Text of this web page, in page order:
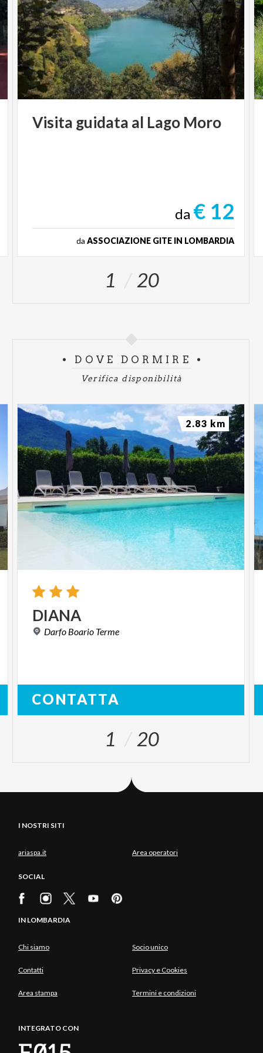
Visita guidata al Lago Moro
da € 12
da ASSOCIAZIONE GITE IN LOMBARDIA
1 20
DOVE DORMIRE
Verifica disponibilità
DIANA
Darfo Boario Terme
CONTATTA
2.83 km
1 20
I NOSTRI SITI
ariaspa.it Area operatori
SOCIAL
IN LOMBARDIA
Chi siamo Socio unico
Contatti Privacy e Cookies
Area stampa Termini e condizioni
INTEGRATO CON